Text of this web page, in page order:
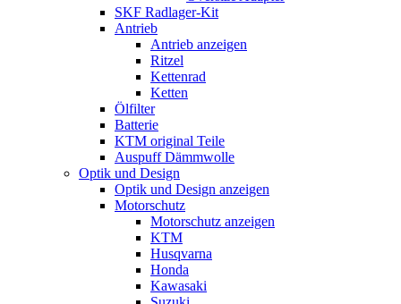
SKF Radlager-Kit
Antrieb
Antrieb anzeigen
Ritzel
Kettenrad
Ketten
Ölfilter
Batterie
KTM original Teile
Auspuff Dämmwolle
Optik und Design
Optik und Design anzeigen
Motorschutz
Motorschutz anzeigen
KTM
Husqvarna
Honda
Kawasaki